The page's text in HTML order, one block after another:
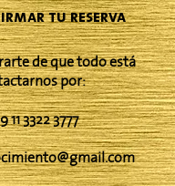
tu reserva
de que todo está
por:
11 3322 3777